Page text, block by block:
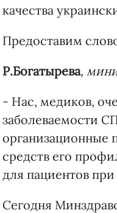
качества
Предоставим
Р.Богатырева,
- Нас, медиков,
заболеваемости
организационные
средств его
для пациентов
Сегодня